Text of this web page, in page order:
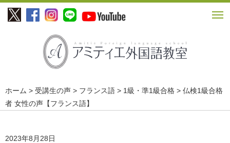
ホーム > 受講生の声 > フランス語 > 1級・準1級合格 > 仏検1級合格
者 女性の声【フランス語】
2023年8月28日